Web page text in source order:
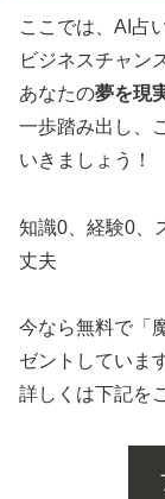
ここでは、AI占
ビジネスチャン
あなたの夢を現
一歩踏み出し、
いきましょう！
知識0、経験0、
丈夫
今なら無料で「
ゼントしていま
詳しくは下記を